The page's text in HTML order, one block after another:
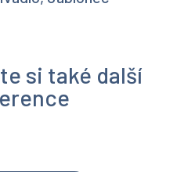
si také další